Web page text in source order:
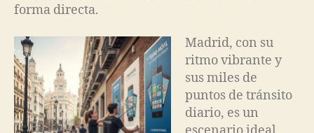
forma directa.
Madrid, con su
ritmo vibrante y
sus miles de
puntos de tránsito
diario, es un